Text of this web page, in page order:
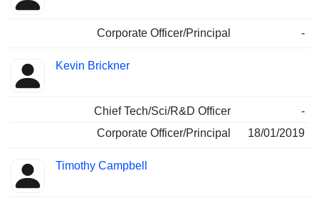
Corporate Officer/Principal -
Kevin Brickner
Chief Tech/Sci/R&D Officer
-
Corporate Officer/Principal
18/01/2019
Timothy Campbell